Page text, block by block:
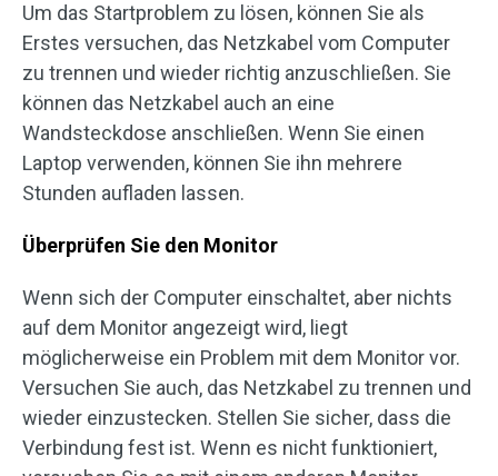
Um das Startproblem zu lösen, können Sie als
Erstes versuchen, das Netzkabel vom Computer
zu trennen und wieder richtig anzuschließen. Sie
können das Netzkabel auch an eine
Wandsteckdose anschließen. Wenn Sie einen
Laptop verwenden, können Sie ihn mehrere
Stunden aufladen lassen.
Überprüfen Sie den Monitor
Wenn sich der Computer einschaltet, aber nichts
auf dem Monitor angezeigt wird, liegt
möglicherweise ein Problem mit dem Monitor vor.
Versuchen Sie auch, das Netzkabel zu trennen und
wieder einzustecken. Stellen Sie sicher, dass die
Verbindung fest ist. Wenn es nicht funktioniert,